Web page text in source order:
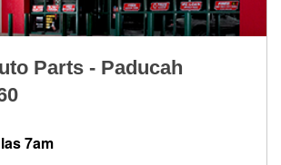
Parts - Paducah
7am